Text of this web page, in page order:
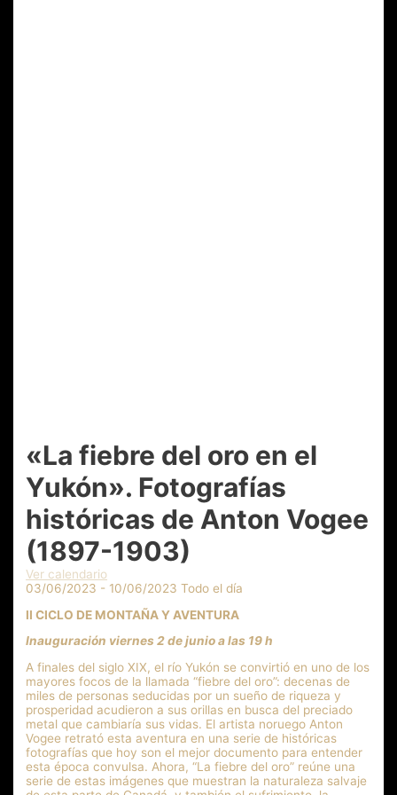
«La fiebre del oro en el
Yukón». Fotografías
históricas de Anton Vogee
(1897-1903)
Ver calendario
03/06/2023 - 10/06/2023 Todo el día
II CICLO DE MONTAÑA Y AVENTURA
Inauguración viernes 2 de junio a las 19 h
A finales del siglo XIX, el río Yukón se convirtió en uno de los
mayores focos de la llamada “fiebre del oro”: decenas de
miles de personas seducidas por un sueño de riqueza y
prosperidad acudieron a sus orillas en busca del preciado
metal que cambiaría sus vidas. El artista noruego Anton
Vogee retrató esta aventura en una serie de históricas
fotografías que hoy son el mejor documento para entender
esta época convulsa. Ahora, “La fiebre del oro” reúne una
serie de estas imágenes que muestran la naturaleza salvaje